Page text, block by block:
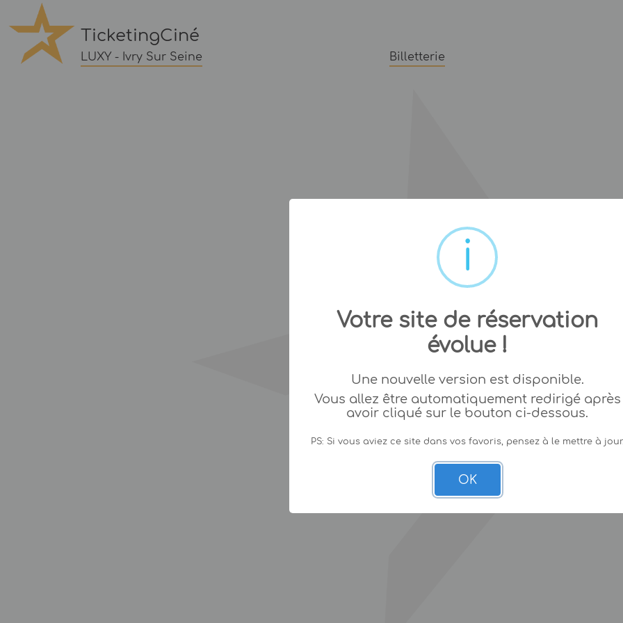
TicketingCiné
LUXY - Ivry Sur Seine Billetterie
Votre site de réservation
évolue !
Une nouvelle version est disponible.
Vous allez être automatiquement redirigé après
avoir cliqué sur le bouton ci-dessous.
PS: Si vous aviez ce site dans vos favoris, pensez à le mettre à
OK